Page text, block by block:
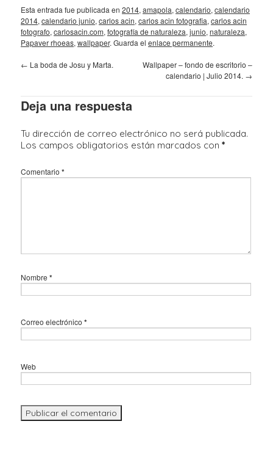
Esta entrada fue publicada en 2014, amapola, calendario, calendario
2014, calendario junio, carlos acin, carlos acin fotografia, carlos acin
fotografo, carlosacin.com, fotografía de naturaleza, junio, naturaleza,
Papaver rhoeas, wallpaper. Guarda el enlace permanente.
← La boda de Josu y Marta.
Wallpaper – fondo de escritorio –
calendario | Julio 2014. →
Deja una respuesta
Tu dirección de correo electrónico no será publicada.
Los campos obligatorios están marcados con *
Comentario *
Nombre *
Correo electrónico *
Web